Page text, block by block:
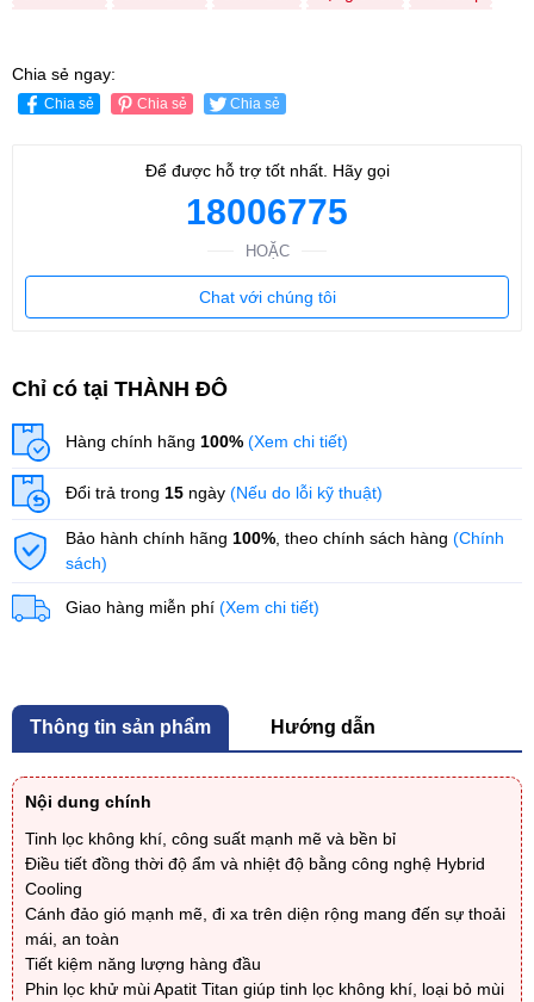
Chia sẻ ngay:
Chia sẻ Chia sẻ Chia sẻ
Để được hỗ trợ tốt nhất. Hãy gọi
18006775
HOẶC
Chat với chúng tôi
Chỉ có tại THÀNH ĐÔ
Hàng chính hãng 100% (Xem chi tiết)
Đổi trả trong 15 ngày (Nếu do lỗi kỹ thuật)
Bảo hành chính hãng 100% , theo chính sách hàng (Chính
sách)
Giao hàng miễn phí (Xem chi tiết)
Thông tin sản phẩm Hướng dẫn
Nội dung chính
Tinh lọc không khí, công suất mạnh mẽ và bền bỉ
Điều tiết đồng thời độ ẩm và nhiệt độ bằng công nghệ Hybrid
Cooling
Cánh đảo gió mạnh mẽ, đi xa trên diện rộng mang đến sự thoải
mái, an toàn
Tiết kiệm năng lượng hàng đầu
Phin lọc khử mùi Apatit Titan giúp tinh lọc không khí, loại bỏ mùi